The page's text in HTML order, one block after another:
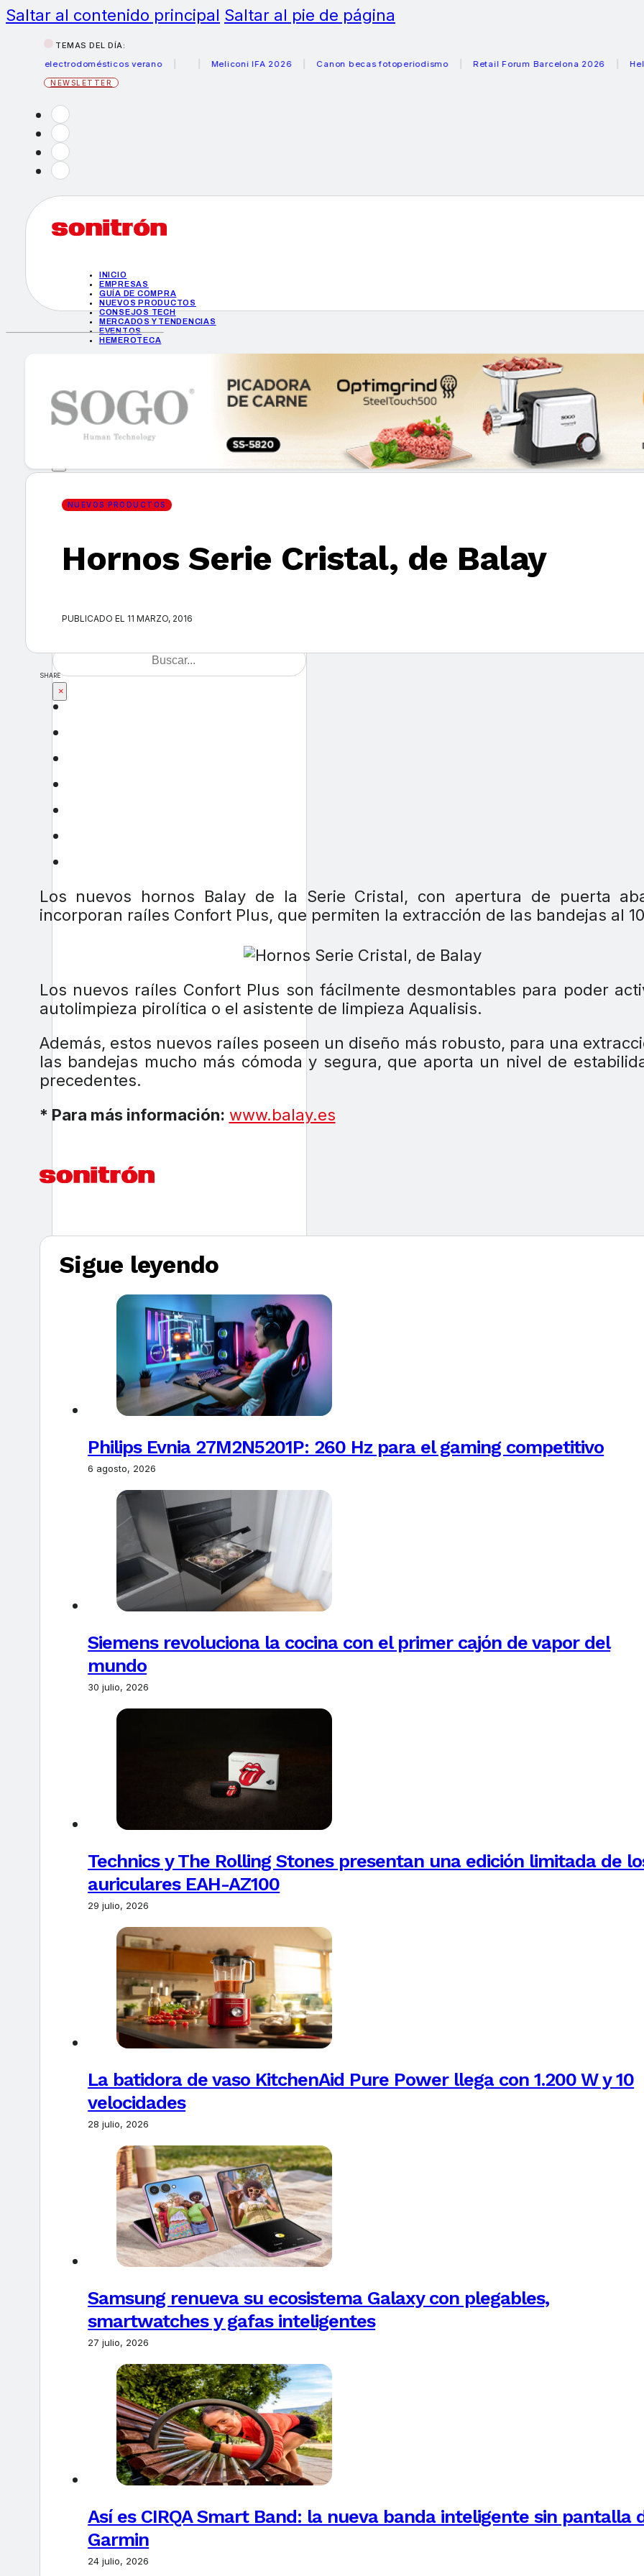
Saltar al contenido principal Saltar al pie de página
TEMAS DEL DÍA:
electrodomésticos verano
Meliconi IFA 2026 Canon becas fotoperiodismo Retail Forum Barcelona 2026
NEWSLETTER
INICIO
EMPRESAS
GUÍA DE COMPRA
NUEVOS PRODUCTOS
CONSEJOS TECH
MERCADOS Y TENDENCIAS
EVENTOS
HEMEROTECA
GUÍA DE COMPRA
NUEVOS PRODUCTOS
CONSEJOS TECH
MERCADOS Y TENDENCIAS
HEMEROTECA
×
NUEVOS PRODUCTOS
Hornos Serie Cristal, de Balay
PUBLICADO EL 11 MARZO, 2016
SHARE
Los nuevos hornos Balay de la Serie Cristal, con apertura de puerta
incorporan raíles Confort Plus, que permiten la extracción de las bandejas al
Los nuevos raíles Confort Plus son fácilmente desmontables para poder
autolimpieza pirolítica o el asistente de limpieza Aqualisis.
Además, estos nuevos raíles poseen un diseño más robusto, para una
las bandejas mucho más cómoda y segura, que aporta un nivel de
precedentes.
* Para más información: www.balay.es
Sigue leyendo
Philips Evnia 27M2N5201P: 260 Hz para el gaming competitivo
6 agosto, 2026
Siemens revoluciona la cocina con el primer cajón de vapor del
mundo
30 julio, 2026
Technics y The Rolling Stones presentan una edición limitada de
auriculares EAH-AZ100
29 julio, 2026
La batidora de vaso KitchenAid Pure Power llega con 1.200 W y 10
velocidades
28 julio, 2026
Samsung renueva su ecosistema Galaxy con plegables,
smartwatches y gafas inteligentes
27 julio, 2026
Así es CIRQA Smart Band: la nueva banda inteligente sin pantalla
Garmin
24 julio, 2026